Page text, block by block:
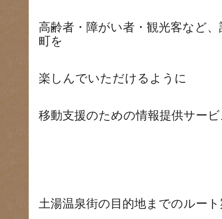
高齢者・障がい者・観光客など
町を
楽しんでいただけるように
移動支援のための情報提供サー
土湯温泉街の目的地までのルー